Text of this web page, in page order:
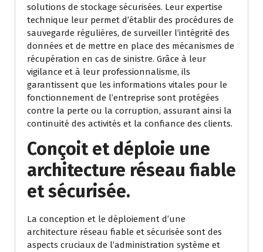
solutions de stockage sécurisées. Leur expertise
technique leur permet d’établir des procédures de
sauvegarde régulières, de surveiller l’intégrité des
données et de mettre en place des mécanismes de
récupération en cas de sinistre. Grâce à leur
vigilance et à leur professionnalisme, ils
garantissent que les informations vitales pour le
fonctionnement de l’entreprise sont protégées
contre la perte ou la corruption, assurant ainsi la
continuité des activités et la confiance des clients.
Conçoit et déploie une
architecture réseau fiable
et sécurisée.
La conception et le déploiement d’une
architecture réseau fiable et sécurisée sont des
aspects cruciaux de l’administration système et